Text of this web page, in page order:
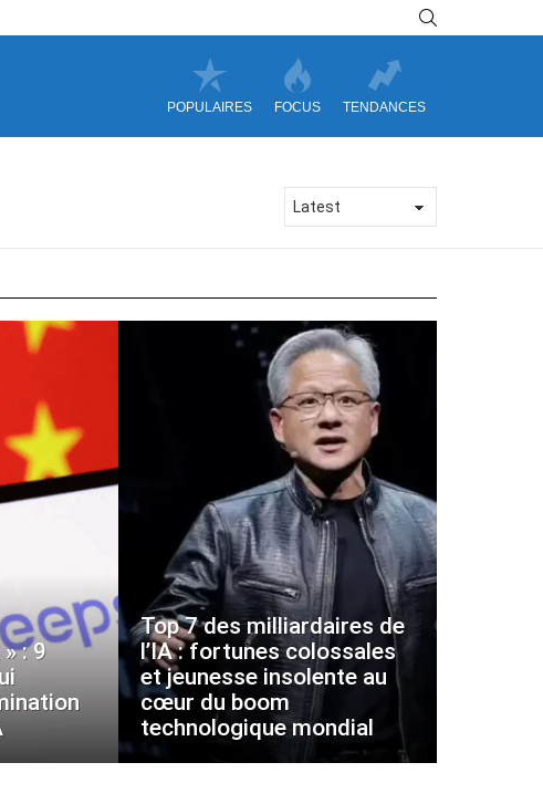
POPULAIRES FOCUS TENDANCES
: 9
Top 7 des milliardaires de
l’IA : fortunes colossales
et jeunesse insolente au
cœur du boom
technologique mondial